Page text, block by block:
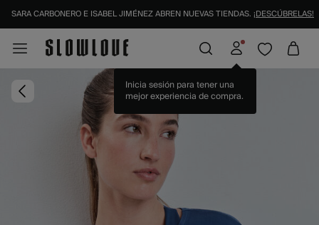
SARA CARBONERO E ISABEL JIMÉNEZ ABREN NUEVAS TIENDAS. ¡DESCÚBRELAS!
Inicia sesión para tener una
mejor experiencia de compra.